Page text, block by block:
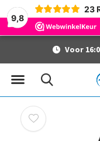
9,8
23
Voor